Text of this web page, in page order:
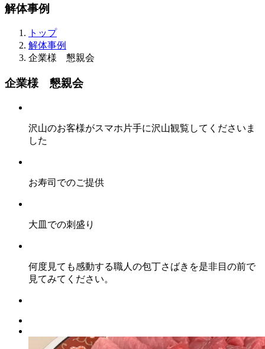
解体事例
トップ
解体事例
企業様 懇親会
企業様 懇親会
沢山のお客様がスマホ片手に沢山観覧してくださいま
した
お寿司でのご提供
大皿での刺盛り
何度見ても感動する職人の包丁さばきを是非目の前で
見てみてください。